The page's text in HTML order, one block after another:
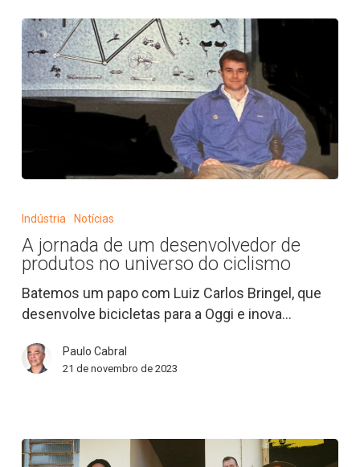
um
desenvolvedor
de
produtos
universo
do
Indústria Notícias
A jornada de um desenvolvedor de
produtos no universo do ciclismo
Batemos um papo com Luiz Carlos Bringel, que
desenvolve bicicletas para a Oggi e inova…
Paulo Cabral
21 de novembro de 2023